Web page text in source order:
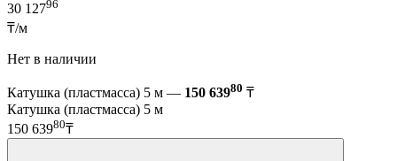
30 12796
₸/м
Нет в наличии
Катушка (пластмасса) 5 м — 150 63980 ₸
Катушка (пластмасса) 5 м
150 63980₸